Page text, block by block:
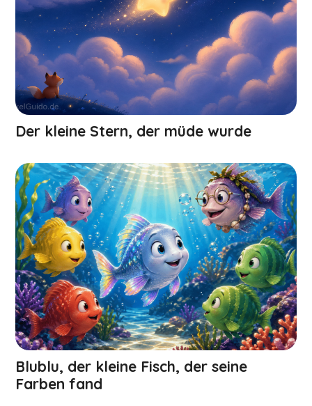
Der kleine Stern, der müde wurde
Blublu, der kleine Fisch, der seine
Farben fand